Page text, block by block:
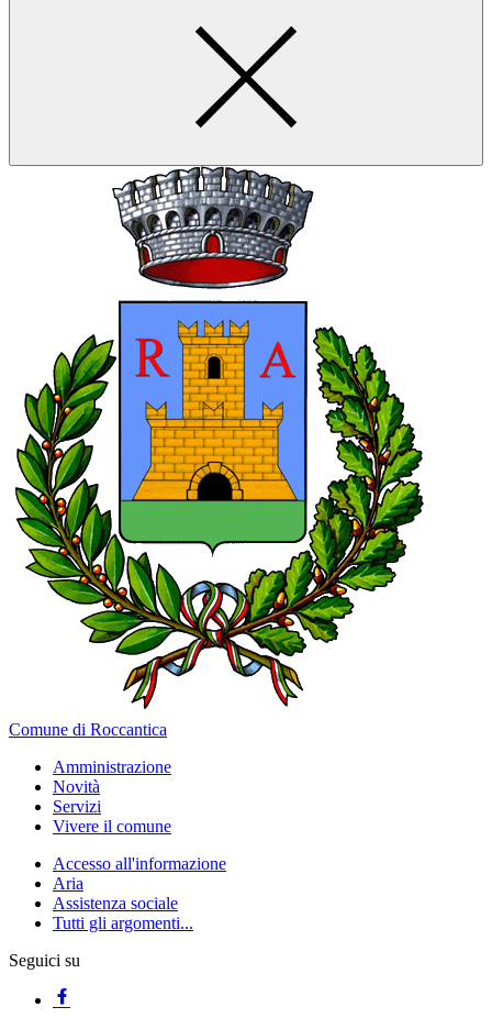
Comune di Roccantica
Amministrazione
Novità
Servizi
Vivere il comune
Accesso all'informazione
Aria
Assistenza sociale
Tutti gli argomenti...
Seguici su